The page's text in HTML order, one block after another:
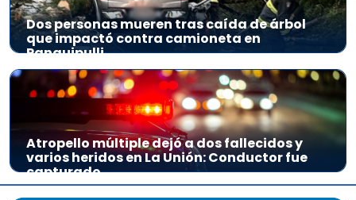
Dos personas mueren tras caída de árbol
que impactó contra camioneta en
Panguipulli
Atropello múltiple dejó a dos fallecidos y
varios heridos en La Unión: Conductor fue
capturado